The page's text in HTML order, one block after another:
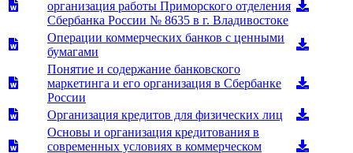
организация работы Приморского отделения
Сбербанка России № 8635 в г. Владивостоке
Операции коммерческих банков с ценными
бумагами
Понятие и содержание банковского
маркетинга и его организация в Сбербанке
России
Организация кредитов для физических лиц
Основы и организация кредитования в
современных условиях в коммерческом